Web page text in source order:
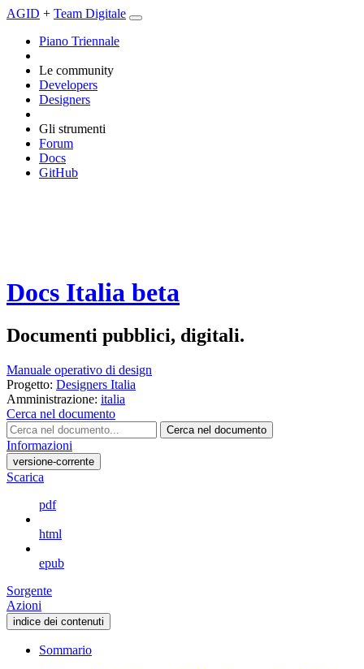
AGID + Team Digitale
Piano Triennale
Le community
Developers
Designers
Gli strumenti
Forum
Docs
GitHub
Docs Italia beta
Documenti pubblici, digitali.
Manuale operativo di design
Progetto: Designers Italia
Amministrazione: italia
Cerca nel documento
Cerca nel documento
Informazioni
versione-corrente
Scarica
pdf
html
epub
Sorgente
Azioni
indice dei contenuti
Sommario